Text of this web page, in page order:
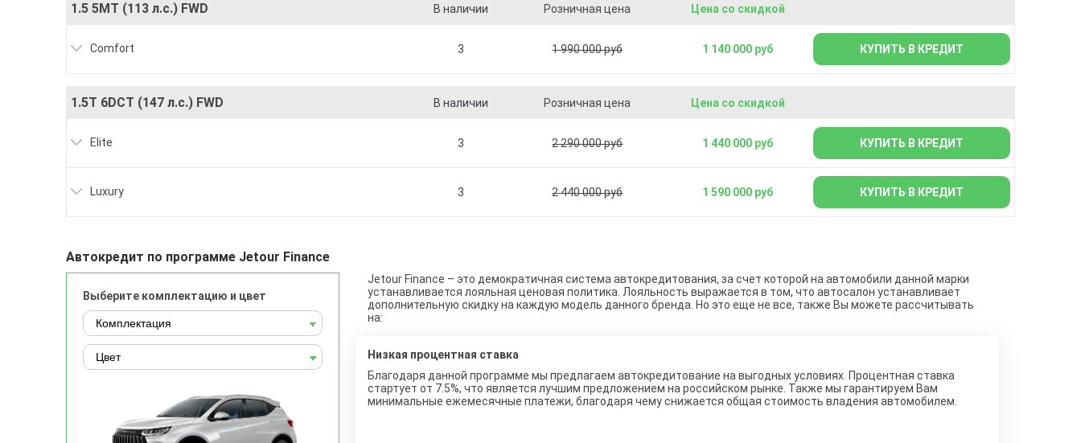
1.5 5MT (113 л.с.) FWD В наличии Розничная цена Цена со скидкой
Comfort 3 1 990 000 руб 1 140 000 руб КУПИТЬ В КРЕДИТ
1.5T 6DCT (147 л.с.) FWD В наличии Розничная цена Цена со скидкой
Elite 3 2 290 000 руб 1 440 000 руб КУПИТЬ В КРЕДИТ
Luxury 3 2 440 000 руб 1 590 000 руб КУПИТЬ В КРЕДИТ
Автокредит по программе Jetour Finance
Выберите комплектацию и цвет
Jetour Finance – это демократичная система автокредитования, за счет которой на автомобили данной марки
устанавливается лояльная ценовая политика. Лояльность выражается в том, что автосалон устанавливает
дополнительную скидку на каждую модель данного бренда. Но это еще не все, также Вы можете рассчитывать
на:
Низкая процентная ставка
Благодаря данной программе мы предлагаем автокредитование на выгодных условиях. Процентная ставка
стартует от 7.5%, что является лучшим предложением на российском рынке. Также мы гарантируем Вам
минимальные ежемесячные платежи, благодаря чему снижается общая стоимость владения автомобилем.